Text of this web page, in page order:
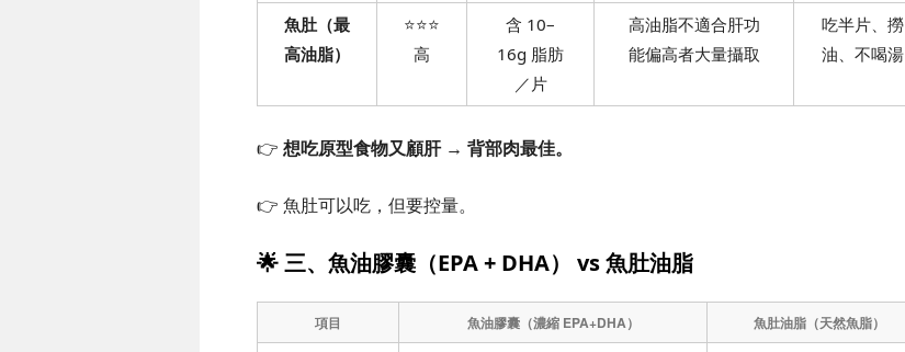
魚肚（最
高油脂）
⭐⭐⭐
高
含 10–
16g 脂肪
／片
高油脂不適合肝功
能偏高者大量攝取
吃半片、撈
油、不喝湯
👉 想吃原型食物又顧肝 → 背部肉最佳。
👉 魚肚可以吃，但要控量。
🌟 三、魚油膠囊（EPA + DHA） vs 魚肚油脂
項目 魚油膠囊（濃縮 EPA+DHA） 魚肚油脂（天然魚脂）